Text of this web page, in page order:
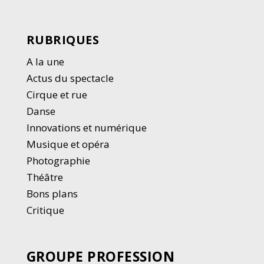
RUBRIQUES
A la une
Actus du spectacle
Cirque et rue
Danse
Innovations et numérique
Musique et opéra
Photographie
Théâtre
Bons plans
Critique
GROUPE PROFESSION